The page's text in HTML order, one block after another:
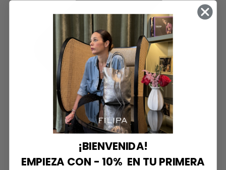
¡BIENVENIDA!
EMPIEZA CON - 10% EN TU PRIMERA